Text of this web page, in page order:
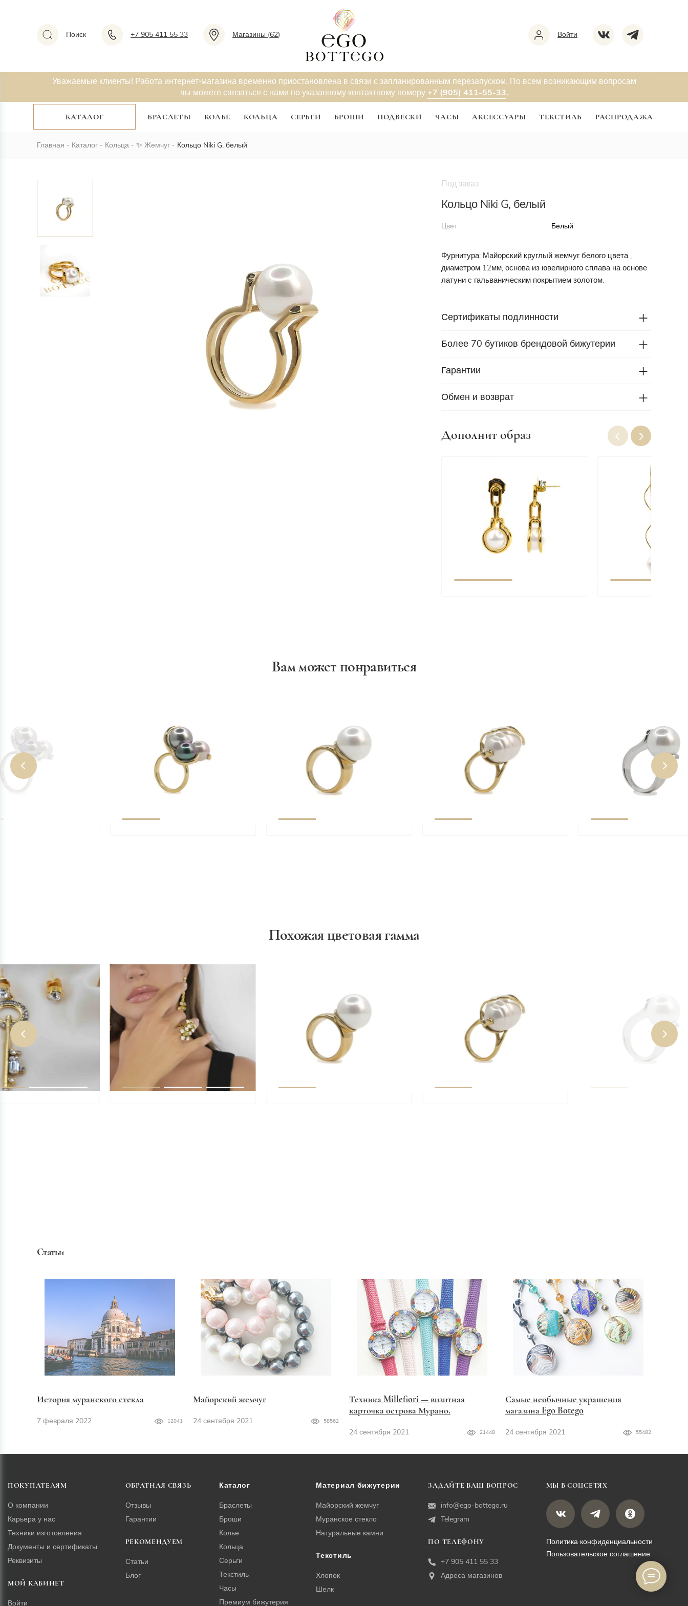
Поиск +7 905 411 55 33 Магазины (62) Войти
Уважаемые клиенты! Работа интернет-магазина временно приостановлена в связи с запланированным перезапуском. По всем возникающим вопросам
вы можете связаться с нами по указанному контактному номеру +7 (905) 411-55-33.
КАТАЛОГ БРАСЛЕТЫ КОЛЬЕ КОЛЬЦА СЕРЬГИ БРОШИ ПОДВЕСКИ ЧАСЫ АКСЕССУАРЫ ТЕКСТИЛЬ РАСПРОДАЖА
Главная Каталог Кольца ✨ Жемчуг Кольцо Niki G, белый
Под заказ
Кольцо Niki G, белый
Цвет Белый
Фурнитура: Майорский круглый жемчуг белого цвета ,
диаметром 12мм, основа из ювелирного сплава на основе
латуни с гальваническим покрытием золотом.
Сертификаты подлинности
Более 70 бутиков брендовой бижутерии
Гарантии
Обмен и возврат
Дополнит образ
Вам может понравиться
Похожая цветовая гамма
Статьи
История муранского стекла
7 февраля 2022 12041
Майорский жемчуг
24 сентября 2021 58562
Техника Millefiori — визитная
карточка острова Мурано.
24 сентября 2021 21448
Самые необычные украшения
магазина Ego Botego
24 сентября 2021 55482
ПОКУПАТЕЛЯМ
О компании
Карьера у нас
Техники изготовления
Документы и сертификаты
Реквизиты
МОЙ КАБИНЕТ
Войти
ОБРАТНАЯ СВЯЗЬ
Отзывы
Гарантии
РЕКОМЕНДУЕМ
Статьи
Блог
Каталог
Браслеты
Броши
Колье
Кольца
Серьги
Текстиль
Часы
Премиум бижутерия
Материал бижутерии
Майорский жемчуг
Муранское стекло
Натуральные камни
Текстиль
Хлопок
Шелк
ЗАДАЙТЕ ВАШ ВОПРОС
info@ego-bottego.ru
Telegram
ПО ТЕЛЕФОНУ
+7 905 411 55 33
Адреса магазинов
МЫ В СОЦСЕТЯХ
Политика конфиденциальности
Пользовательское соглашение